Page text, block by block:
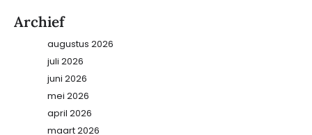
Archief
augustus 2026
juli 2026
juni 2026
mei 2026
april 2026
maart 2026